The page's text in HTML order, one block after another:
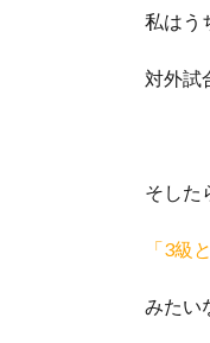
私はう
対外試
そした
「3級
みたい